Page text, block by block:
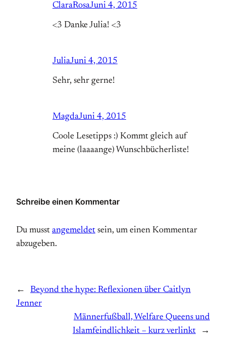
ClaraRosaJuni 4, 2015
<3 Danke Julia! <3
JuliaJuni 4, 2015
Sehr, sehr gerne!
MagdaJuni 4, 2015
Coole Lesetipps :) Kommt gleich auf
meine (laaaange) Wunschbücherliste!
Schreibe einen Kommentar
Du musst angemeldet sein, um einen Kommentar
abzugeben.
←
Beyond the hype: Reflexionen über Caitlyn
Jenner
Männerfußball, Welfare Queens und
Islamfeindlichkeit – kurz verlinkt
→